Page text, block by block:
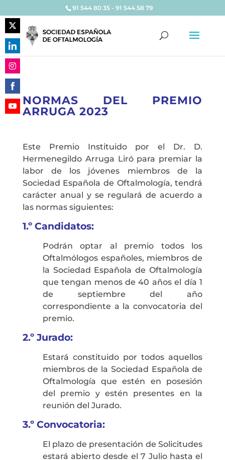
91 544 80 35 - 91 544 58 79
NORMAS DEL PREMIO
ARRUGA 2023
Este Premio Instituido por el Dr. D.
Hermenegildo Arruga Liró para premiar la
labor de los jóvenes miembros de la
Sociedad Española de Oftalmología, tendrá
carácter anual y se regulará de acuerdo a
las normas siguientes:
1.º Candidatos:
Podrán optar al premio todos los
Oftalmólogos españoles, miembros de
la Sociedad Española de Oftalmología
que tengan menos de 40 años el día 1
de septiembre del año
correspondiente a la convocatoria del
premio.
2.º Jurado:
Estará constituido por todos aquellos
miembros de la Sociedad Española de
Oftalmología que estén en posesión
del premio y estén presentes en la
reunión del Jurado.
3.º Convocatoria:
El plazo de presentación de Solicitudes
estará abierto desde el 7 Julio hasta el
Share
on
Twitter
Share
on
LinkedIn
Share
on
Instagram
Share
on
YouTube